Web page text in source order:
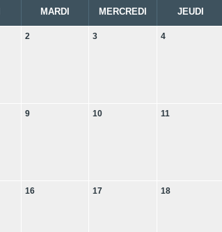
MARDI MERCREDI JEUDI
2 3 4
9 10 11
16 17 18